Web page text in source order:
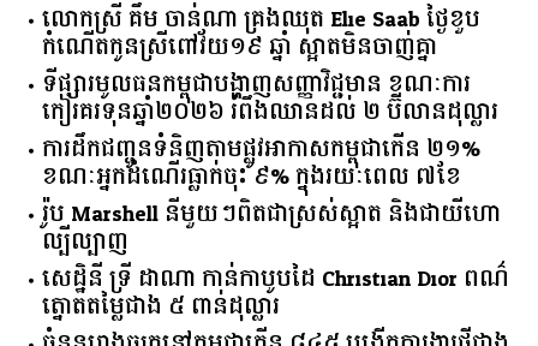
លោកស្រី គឹម ចាន់ណា គ្រងឈុត Elie Saab ថ្ងៃខួប
កំណើតកូនស្រីពៅវ័យ១៩ ឆ្នាំ ស្អាតមិនចាញ់គ្នា
ទីផ្សារ​មូលធន​កម្ពុជា​បង្ហាញ​សញ្ញា​វិជ្ជមាន​ ​ខណៈ​ការ​
កៀរគរ​ទុន​ឆ្នាំ​២០២៦​ ​រំពឹង​ឈានដល់​ ​២​ ​ប៊ីលាន​ដុល្លារ​
ការដឹកជញ្ជូនទំនិញតាមផ្លូវអាកាសកម្ពុជាកើន ២១%
ខណៈអ្នកដំណើរធ្លាក់ចុះ ៩% ក្នុងរយៈពេល ៧ខែ
រ៉ូប Marshell នីមួយៗពិតជាស្រស់ស្អាត និងជាយីហោ
ល្បីល្បាញ
សេដ្ឋិនី ទ្រី ដាណា កាន់កាបូបដៃ Christian Dior ពណ៌
ត្នោតតម្លៃជាង ៥ ពាន់ដុល្លារ